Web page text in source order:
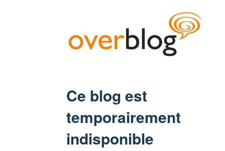
Ce blog est
temporairement
indisponible